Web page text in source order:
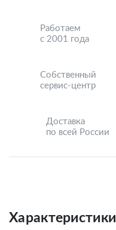
Работаем
с 2001 года
Собственный
сервис-центр
Доставка
по всей России
Характеристики